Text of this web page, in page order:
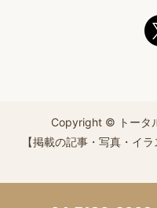
Copyright © トータ
【掲載の記事・写真・イ